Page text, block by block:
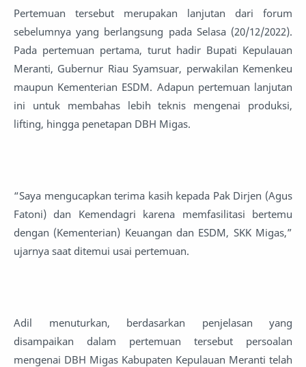
Pertemuan tersebut merupakan lanjutan dari forum
sebelumnya yang berlangsung pada Selasa (20/12/2022).
Pada pertemuan pertama, turut hadir Bupati Kepulauan
Meranti, Gubernur Riau Syamsuar, perwakilan Kemenkeu
maupun Kementerian ESDM. Adapun pertemuan lanjutan
ini untuk membahas lebih teknis mengenai produksi,
lifting, hingga penetapan DBH Migas.
“Saya mengucapkan terima kasih kepada Pak Dirjen (Agus
Fatoni) dan Kemendagri karena memfasilitasi bertemu
dengan (Kementerian) Keuangan dan ESDM, SKK Migas,”
ujarnya saat ditemui usai pertemuan.
Adil menuturkan, berdasarkan penjelasan yang
disampaikan dalam pertemuan tersebut persoalan
mengenai DBH Migas Kabupaten Kepulauan Meranti telah